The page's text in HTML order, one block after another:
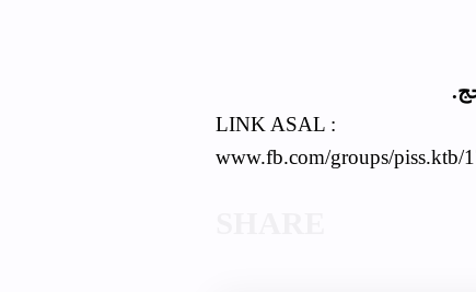
LINK ASAL :
www.fb.com/groups/piss.ktb/